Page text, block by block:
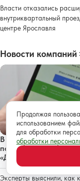
Власти отказались
внутриквартальный
центре Ярославля
Новости компаний
В «ТНС энерго
подвели итоги акции
«Двойная выгода»
Эксперты выяснили, как
Продолжая
использованием
для обработки
обработки